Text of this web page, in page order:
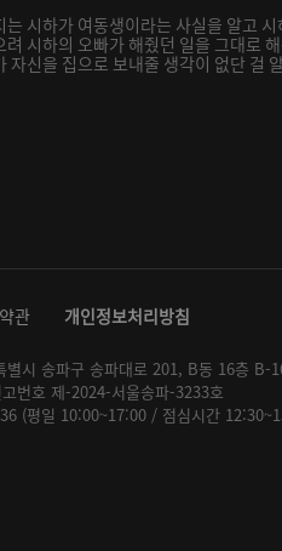
는 시하가 여동생이라는 사실을 알고
려 시하의 오빠가 해줬던 일을 그대로
자신을 집으로 보내줄 생각이 없단 걸
관 개인정보처리방침
시 송파구 송파대로 201, B동 16층 B-
번호 제-2024-서울송파-3233호
(평일 10:00~17:00 / 점심시간